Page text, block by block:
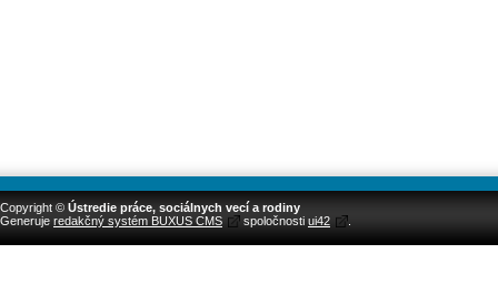
Copyright © Ústredie práce, sociálnych vecí a rodiny
Generuje redakčný systém BUXUS CMS spoločnosti ui42